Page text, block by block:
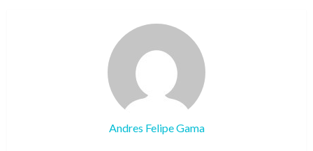
Andres Felipe Gama